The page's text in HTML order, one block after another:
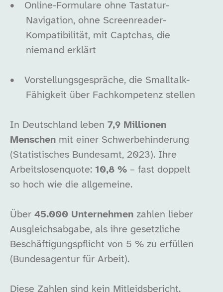
•
Online-Formulare ohne Tastatur-
Navigation, ohne Screenreader-
Kompatibilität, mit Captchas, die
niemand erklärt
•
Vorstellungsgespräche, die Smalltalk-
Fähigkeit über Fachkompetenz stellen
In Deutschland leben 7,9 Millionen
Menschen mit einer Schwerbehinderung
(Statistisches Bundesamt, 2023). Ihre
Arbeitslosenquote: 10,8 % – fast doppelt
so hoch wie die allgemeine.
Über 45.000 Unternehmen zahlen lieber
Ausgleichsabgabe, als ihre gesetzliche
Beschäftigungspflicht von 5 % zu erfüllen
(Bundesagentur für Arbeit).
Diese Zahlen sind kein Mitleidsbericht.